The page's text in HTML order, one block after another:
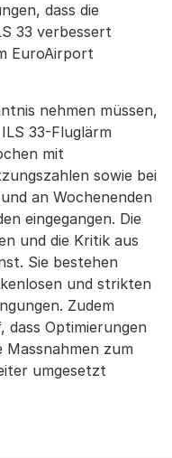
dass die
33 verbessert
EuroAirport
nehmen müssen,
33-Fluglärm
mit
sowie bei
an Wochenenden
eingegangen. Die
und die Kritik aus
Sie bestehen
und strikten
Zudem
Optimierungen
zum
umgesetzt